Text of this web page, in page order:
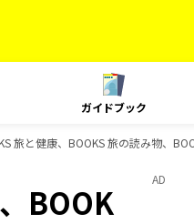
ガイドブック
旅と健康、BOOKS 旅の読み物、
BOOK
AD